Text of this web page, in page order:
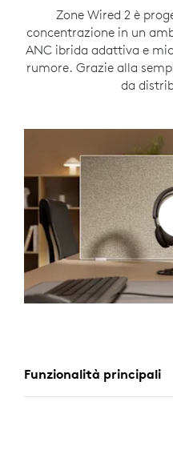
Zone Wired 2 è
concentrazione in un
ANC ibrida adattiva e
rumore. Grazie alla
da
Funzionalità principali